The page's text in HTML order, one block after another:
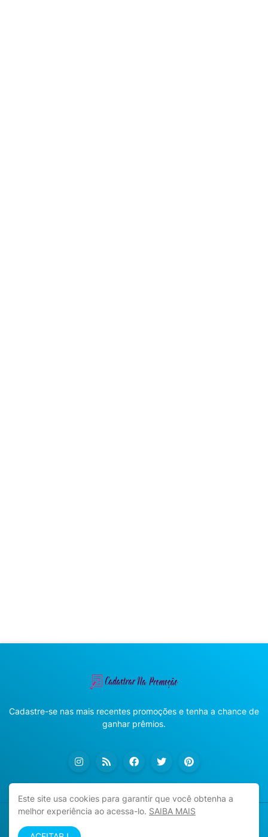
Cadastre-se nas mais recentes promoções e tenha a chance de
ganhar prêmios.
Este site usa cookies para garantir que você obtenha a
melhor experiência ao acessa-lo. SAIBA MAIS